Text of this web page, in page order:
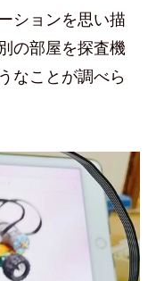
ションを思い描
の部屋を探査機
なことが調べら